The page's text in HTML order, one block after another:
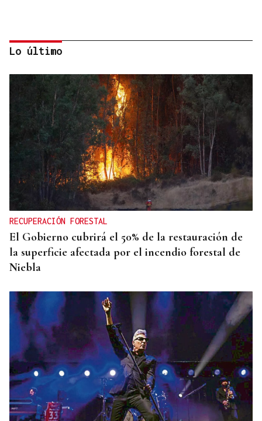
La Región
San Lorenzo
Lo último
RECUPERACIÓN FORESTAL
El Gobierno cubrirá el 50% de la restauración de
la superficie afectada por el incendio forestal de
Niebla